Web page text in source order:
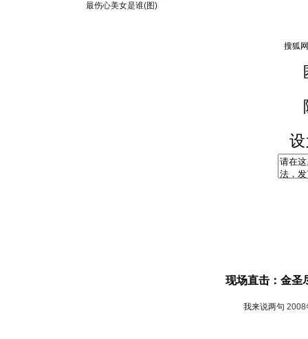
最伤心美女是谁(图)
现场直击：金圣
我来说两句 2008